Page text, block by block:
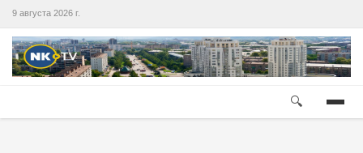
9 августа 2026 г.
🔍